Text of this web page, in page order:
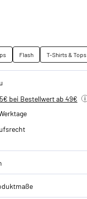
Flash T-Shirts & Tops
bei Bestellwert ab 49€